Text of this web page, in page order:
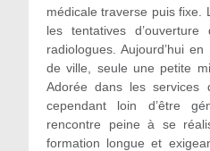
médicale traverse puis fixe.
les tentatives
radiologues. Aujourd’hui
de ville, seule une petite
Adorée dans les services
cependant loin d’être
rencontre peine à se
formation longue et